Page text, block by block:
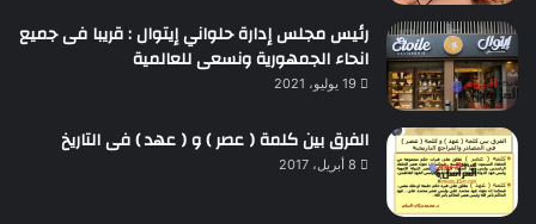
رئيس مجلس إدارة حلواني إيتوال : قريبا فى جميع
انحاء الجمهورية ونسعى للعالمية
19 يوليو، 2021
الفرق بين كلمة ( عصر ) و ( عهد ) فى التاريخ
8 أبريل، 2017